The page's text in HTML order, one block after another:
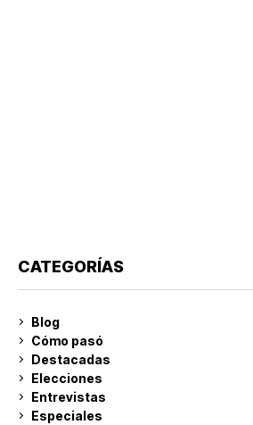
CATEGORÍAS
Blog
Cómo pasó
Destacadas
Elecciones
Entrevistas
Especiales